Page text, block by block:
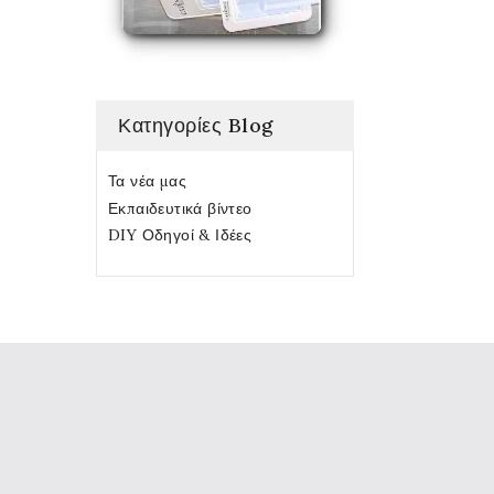
Κατηγορίες Blog
Τα νέα μας
Εκπαιδευτικά βίντεο
DIY Οδηγοί & Ιδέες